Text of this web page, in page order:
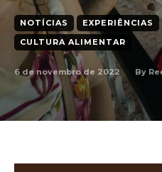
NOTÍCIAS EXPERIÊNCIAS
CULTURA ALIMENTAR
6 de novembro de 2022 By